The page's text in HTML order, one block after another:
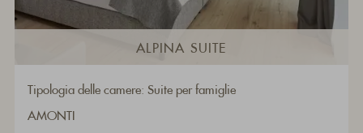
ALPINA SUITE
Tipologia delle camere: Suite per famiglie
AMONTI